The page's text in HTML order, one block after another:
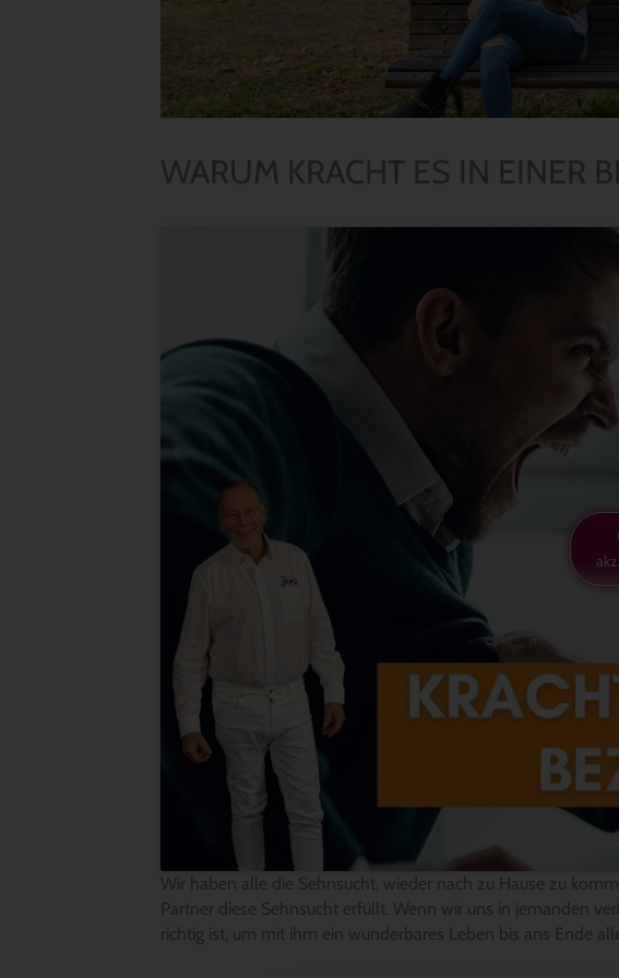
WARUM KRACHT ES IN EINER
Wir haben alle die Sehnsucht, wieder nach zu Hause zu
Partner diese Sehnsucht erfüllt. Wenn wir uns in jemanden
richtig ist, um mit ihm ein wunderbares Leben bis ans Ende